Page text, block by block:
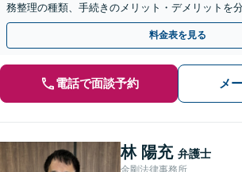
務整理の種類、手続きのメリット・デメリットを
ます【夜間・休日面談可】【完全個室】
料金表を見る
電話で面談予約 メ
林 陽充 弁護士
金剛法律事務所